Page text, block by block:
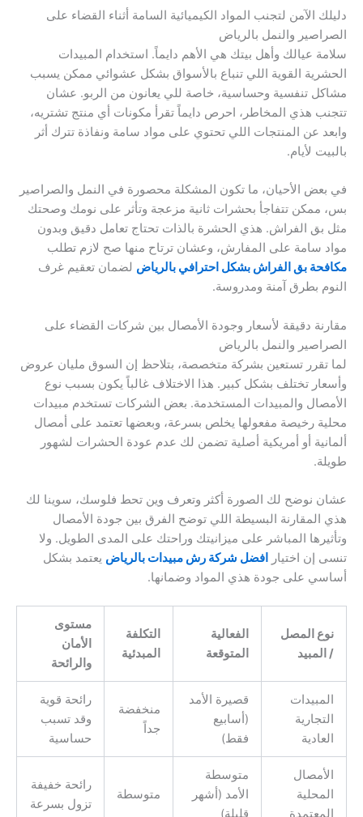
دليلك الآمن لتجنب المواد الكيميائية السامة أثناء القضاء على
الصراصير والنمل بالرياض
سلامة عيالك وأهل بيتك هي الأهم دايماً. استخدام المبيدات
الحشرية القوية اللي تنباع بالأسواق بشكل عشوائي ممكن يسبب
مشاكل تنفسية وحساسية، خاصة للي يعانون من الربو. عشان
تتجنب هذي المخاطر، احرص دايماً تقرأ مكونات أي منتج تشتريه،
وابعد عن المنتجات اللي تحتوي على مواد سامة ونفاذة تترك أثر
بالبيت لأيام.
في بعض الأحيان، ما تكون المشكلة محصورة في النمل والصراصير
بس، ممكن تتفاجأ بحشرات ثانية مزعجة وتأثر على نومك وصحتك
مثل بق الفراش. هذي الحشرة بالذات تحتاج تعامل دقيق وبدون
مواد سامة على المفارش، وعشان ترتاح منها صح لازم تطلب
مكافحة بق الفراش بشكل احترافي بالرياض لضمان تعقيم غرف
النوم بطرق آمنة ومدروسة.
مقارنة دقيقة لأسعار وجودة الأمصال بين شركات القضاء على
الصراصير والنمل بالرياض
لما تقرر تستعين بشركة متخصصة، بتلاحظ إن السوق مليان عروض
وأسعار تختلف بشكل كبير. هذا الاختلاف غالباً يكون بسبب نوع
الأمصال والمبيدات المستخدمة. بعض الشركات تستخدم مبيدات
محلية رخيصة مفعولها يخلص بسرعة، وبعضها تعتمد على أمصال
ألمانية أو أمريكية أصلية تضمن لك عدم عودة الحشرات لشهور
طويلة.
عشان نوضح لك الصورة أكثر وتعرف وين تحط فلوسك، سوينا لك
هذي المقارنة البسيطة اللي توضح الفرق بين جودة الأمصال
وتأثيرها المباشر على ميزانيتك وراحتك على المدى الطويل. ولا
تنسى إن اختيار
افضل شركة رش مبيدات بالرياض يعتمد بشكل
أساسي على جودة هذي المواد وضمانها.
نوع المصل
/ المبيد
الفعالية
المتوقعة
التكلفة
المبدئية
مستوى
الأمان
والرائحة
المبيدات
التجارية
العادية
قصيرة الأمد
(أسابيع
فقط)
منخفضة
جداً
رائحة قوية
وقد تسبب
حساسية
الأمصال
المحلية
المعتمدة
متوسطة
الأمد (أشهر
قليلة)
متوسطة
رائحة خفيفة
تزول بسرعة